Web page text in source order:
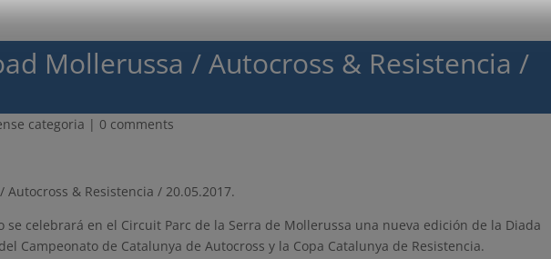
Mollerussa / Autocross & Resistencia /
categoria | 0 comments
& Resistencia / 20.05.2017.
se celebrará en el Circuit Parc de la Serra de Mollerussa una nueva edición de la Diada
Campeonato de Catalunya de Autocross y la Copa Catalunya de Resistencia.